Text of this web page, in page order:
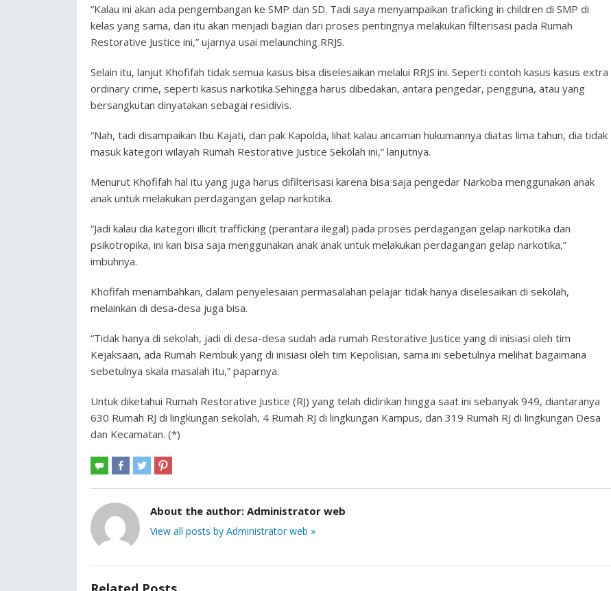
“Kalau ini akan ada pengembangan ke SMP dan SD. Tadi saya menyampaikan traficking in children di SMP di
kelas yang sama, dan itu akan menjadi bagian dari proses pentingnya melakukan filterisasi pada Rumah
Restorative Justice ini,” ujarnya usai melaunching RRJS.
Selain itu, lanjut Khofifah tidak semua kasus bisa diselesaikan melalui RRJS ini. Seperti contoh kasus kasus extra
ordinary crime, seperti kasus narkotika.Sehingga harus dibedakan, antara pengedar, pengguna, atau yang
bersangkutan dinyatakan sebagai residivis.
“Nah, tadi disampaikan Ibu Kajati, dan pak Kapolda, lihat kalau ancaman hukumannya diatas lima tahun, dia tidak
masuk kategori wilayah Rumah Restorative Justice Sekolah ini,” lanjutnya.
Menurut Khofifah hal itu yang juga harus difilterisasi karena bisa saja pengedar Narkoba menggunakan anak
anak untuk melakukan perdagangan gelap narkotika.
“Jadi kalau dia kategori illicit trafficking (perantara ilegal) pada proses perdagangan gelap narkotika dan
psikotropika, ini kan bisa saja menggunakan anak anak untuk melakukan perdagangan gelap narkotika,”
imbuhnya.
Khofifah menambahkan, dalam penyelesaian permasalahan pelajar tidak hanya diselesaikan di sekolah,
melainkan di desa-desa juga bisa.
“Tidak hanya di sekolah, jadi di desa-desa sudah ada rumah Restorative Justice yang di inisiasi oleh tim
Kejaksaan, ada Rumah Rembuk yang di inisiasi oleh tim Kepolisian, sama ini sebetulnya melihat bagaimana
sebetulnya skala masalah itu,” paparnya.
Untuk diketahui Rumah Restorative Justice (RJ) yang telah didirikan hingga saat ini sebanyak 949, diantaranya
630 Rumah RJ di lingkungan sekolah, 4 Rumah RJ di lingkungan Kampus, dan 319 Rumah RJ di lingkungan Desa
dan Kecamatan. (*)
About the author: Administrator web
View all posts by Administrator web »